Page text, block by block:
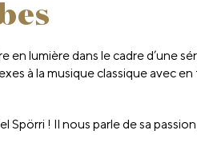
lumière dans le cadre d’une
à la musique classique avec
Spörri ! Il nous parle de sa